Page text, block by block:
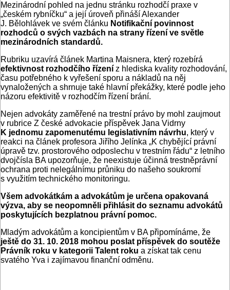
Mezinárodní pohled na jednu stránku rozhodčí praxe v
„českém rybníčku“ a její úroveň přináší Alexander
J. Bělohlávek ve svém článku Notifikační povinnost
rozhodců o svých vazbách na strany řízení ve světle
mezinárodních standardů.
Rubriku uzavírá článek Martina Maisnera, který rozebírá
efektivnost rozhodčího řízení z hlediska kvality rozhodování,
času potřebného k vyřešení sporu a nákladů na něj
vynaložených a shrnuje také hlavní překážky, které podle jeho
názoru efektivitě v rozhodčím řízení brání.
Nejen advokáty zaměřené na trestní právo by mohl zaujmout
v rubrice Z české advokacie příspěvek Jana Vidrny
K jednomu zapomenutému legislativním návrhu, který v
reakci na článek profesora Jiřího Jelínka „K chybějící právní
úpravě tzv. prostorového odposlechu v trestním řádu“ z letního
dvojčísla BA upozorňuje, že neexistuje účinná trestněprávní
ochrana proti nelegálnímu průniku do našeho soukromí
s využitím technického monitoringu.
Všem advokátkám a advokátům je určena opakovaná
výzva, aby se neopomněli přihlásit do seznamu advokátů
poskytujících bezplatnou právní pomoc.
Mladým advokátům a koncipientům v BA připomínáme, že
ještě do 31. 10. 2018 mohou poslat příspěvek do soutěže
Právník roku v kategorii Talent roku a získat tak cenu
svatého Yva i zajímavou finanční odměnu.